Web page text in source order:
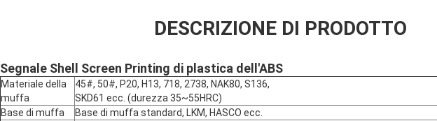
DESCRIZIONE DI PRODOTTO
Segnale Shell Screen Printing di plastica dell'ABS
Materiale della
muffa
45#, 50#, P20, H13, 718, 2738, NAK80, S136,
SKD61 ecc. (durezza 35~55HRC)
Base di muffa
Base di muffa standard, LKM, HASCO ecc.